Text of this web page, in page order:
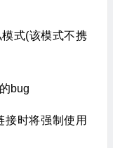
式(该模式不携
bug
接时将强制使用